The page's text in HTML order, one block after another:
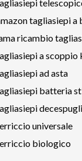
tagliasiepi a
ricambio
ad asta
batteria
universale
biologico